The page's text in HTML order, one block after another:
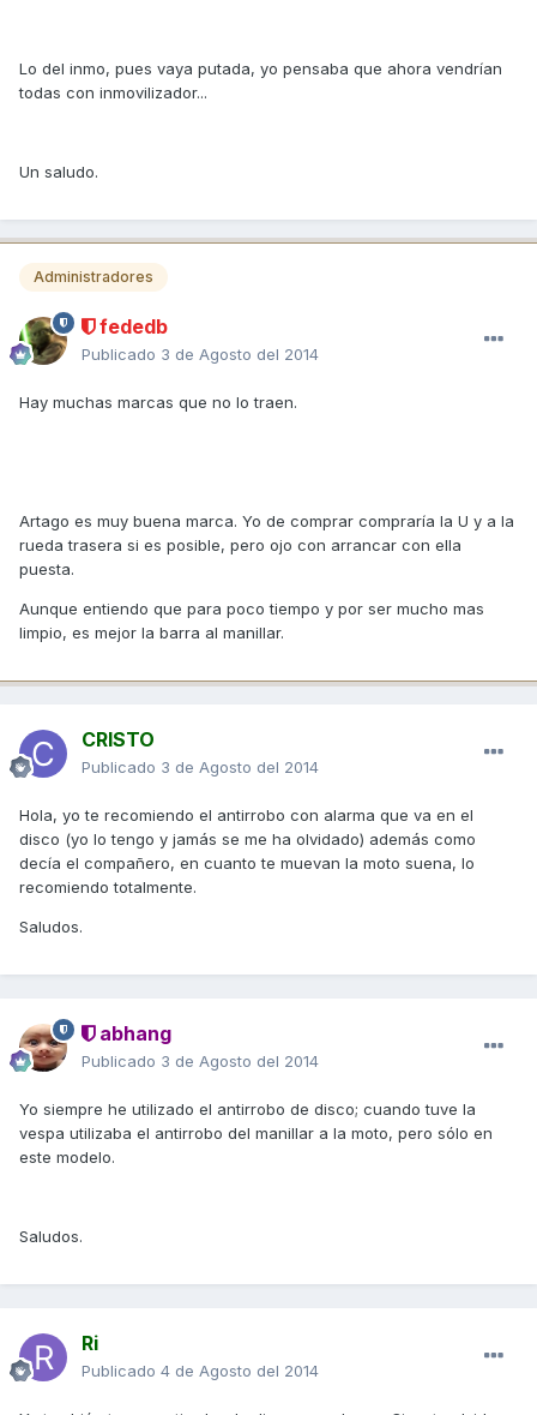
Lo del inmo, pues vaya putada, yo pensaba que ahora vendrían
todas con inmovilizador...
Un saludo.
Administradores
fededb
Publicado 3 de Agosto del 2014
Hay muchas marcas que no lo traen.
Artago es muy buena marca. Yo de comprar compraría la U y a la
rueda trasera si es posible, pero ojo con arrancar con ella
puesta.
Aunque entiendo que para poco tiempo y por ser mucho mas
limpio, es mejor la barra al manillar.
CRISTO
Publicado 3 de Agosto del 2014
Hola, yo te recomiendo el antirrobo con alarma que va en el
disco (yo lo tengo y jamás se me ha olvidado) además como
decía el compañero, en cuanto te muevan la moto suena, lo
recomiendo totalmente.
Saludos.
abhang
Publicado 3 de Agosto del 2014
Yo siempre he utilizado el antirrobo de disco; cuando tuve la
vespa utilizaba el antirrobo del manillar a la moto, pero sólo en
este modelo.
Saludos.
Ri
Publicado 4 de Agosto del 2014